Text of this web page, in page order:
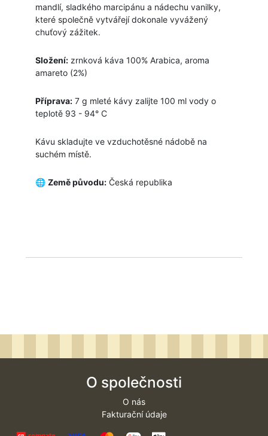
mandlí, sladkého marcipánu a nádechu vanilky,
které společně vytvářejí dokonale vyvážený
chuťový zážitek.
Složení: zrnková káva 100% Arabica, aroma
amareto (2%)
Příprava: 7 g mleté kávy zalijte 100 ml vody o
teplotě 93 - 94° C
Kávu skladujte ve vzduchotěsné nádobě na
suchém místě.
🌐 Země původu: Česká republika
O společnosti
O nás
Fakturační údaje